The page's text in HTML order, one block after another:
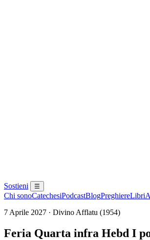
Sostieni ☰
Chi sonoCatechesiPodcastBlogPreghiereLibri
7 Aprile 2027 · Divino Afflatu (1954)
Feria Quarta infra Hebd I